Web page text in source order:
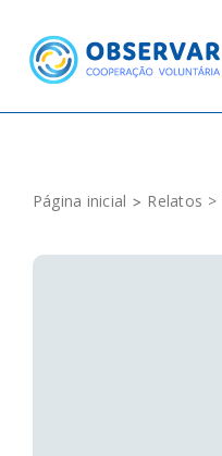
content
Página inicial Relatos